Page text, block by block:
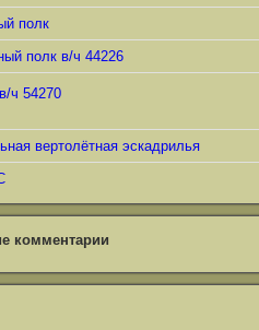
полк
полк в/ч 44226
ч 54270
вертолётная эскадрилья
комментарии